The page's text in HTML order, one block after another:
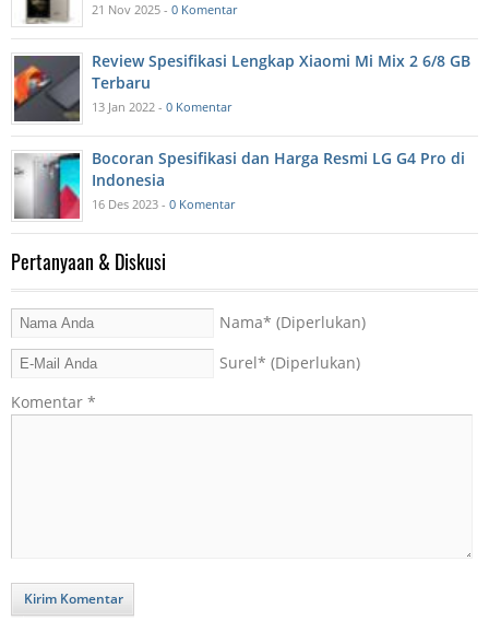
21 Nov 2025 - 0 Komentar
Review Spesifikasi Lengkap Xiaomi Mi Mix 2 6/8 GB
Terbaru
13 Jan 2022 - 0 Komentar
Bocoran Spesifikasi dan Harga Resmi LG G4 Pro di
Indonesia
16 Des 2023 - 0 Komentar
Pertanyaan & Diskusi
Nama* (Diperlukan)
Surel* (Diperlukan)
Komentar *
Kirim Komentar